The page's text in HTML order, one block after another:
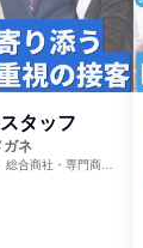
タッフ
ネ
総合商社・専門商
社